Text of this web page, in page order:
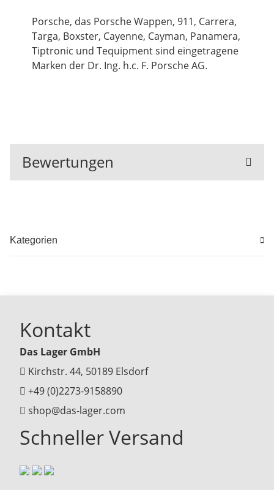
Porsche, das Porsche Wappen, 911, Carrera,
Targa, Boxster, Cayenne, Cayman, Panamera,
Tiptronic und Tequipment sind eingetragene
Marken der Dr. Ing. h.c. F. Porsche AG.
Bewertungen
Kategorien
Kontakt
Das Lager GmbH
Kirchstr. 44, 50189 Elsdorf
+49 (0)2273-9158890
shop@das-lager.com
Schneller Versand